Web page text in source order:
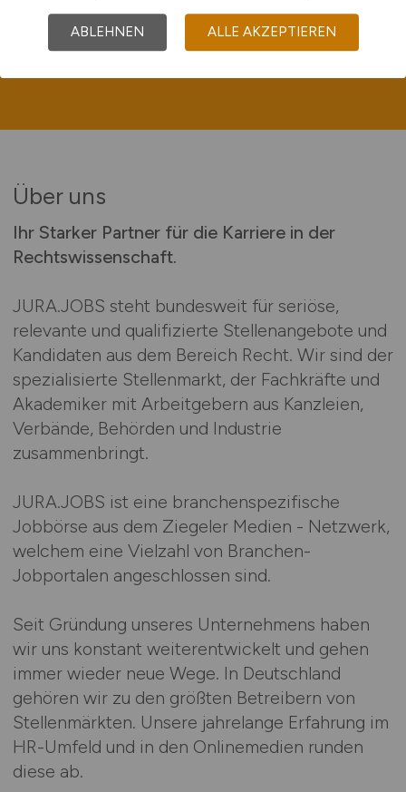
Jetzt inserieren
Über uns
Ihr Starker Partner für die Karriere in der
Rechtswissenschaft.
JURA.JOBS steht bundesweit für seriöse,
relevante und qualifizierte Stellenangebote und
Kandidaten aus dem Bereich Recht. Wir sind der
spezialisierte Stellenmarkt, der Fachkräfte und
Akademiker mit Arbeitgebern aus Kanzleien,
Verbände, Behörden und Industrie
zusammenbringt.
JURA.JOBS ist eine branchenspezifische
Jobbörse aus dem Ziegeler Medien - Netzwerk,
welchem eine Vielzahl von Branchen-
Jobportalen angeschlossen sind.
Seit Gründung unseres Unternehmens haben
wir uns konstant weiterentwickelt und gehen
immer wieder neue Wege. In Deutschland
gehören wir zu den größten Betreibern von
Stellenmärkten. Unsere jahrelange Erfahrung im
HR-Umfeld und in den Onlinemedien runden
diese ab.
ABLEHNEN ALLE AKZEPTIEREN